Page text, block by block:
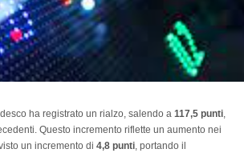
ha registrato un rialzo, salendo a 117,5 punti,
Questo incremento riflette un aumento nei
un incremento di 4,8 punti, portando il